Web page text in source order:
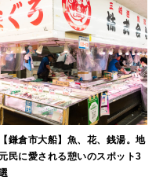
【鎌倉市大船】魚、花、銭湯。地
民に愛される憩いのスポット3